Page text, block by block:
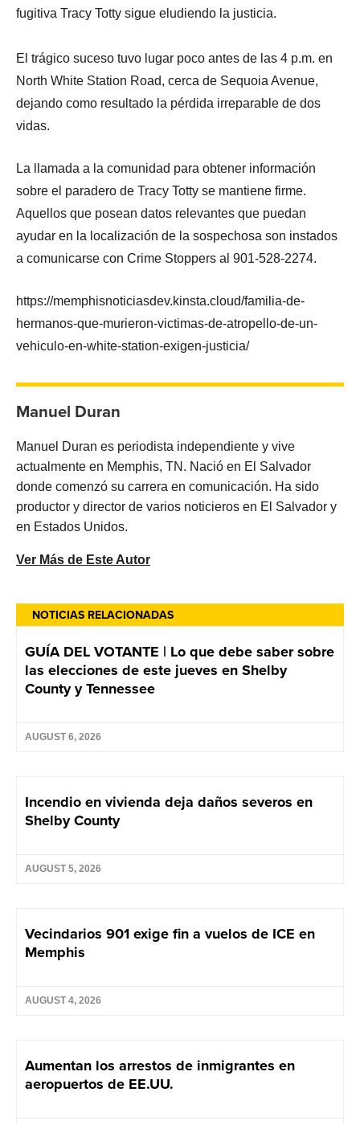
NOTICIAS RELACIONADAS
GUÍA DEL VOTANTE | Lo que debe saber sobre
las elecciones de este jueves en Shelby
County y Tennessee
AUGUST 6, 2026
Incendio en vivienda deja daños severos en
Shelby County
AUGUST 5, 2026
Vecindarios 901 exige fin a vuelos de ICE en
Memphis
AUGUST 4, 2026
Aumentan los arrestos de inmigrantes en
aeropuertos de EE.UU.
fugitiva Tracy Totty sigue eludiendo la justicia.
El trágico suceso tuvo lugar poco antes de las 4 p.m. en
North White Station Road, cerca de Sequoia Avenue,
dejando como resultado la pérdida irreparable de dos
vidas.
La llamada a la comunidad para obtener información
sobre el paradero de Tracy Totty se mantiene firme.
Aquellos que posean datos relevantes que puedan
ayudar en la localización de la sospechosa son instados
a comunicarse con Crime Stoppers al 901-528-2274.
https://memphisnoticiasdev.kinsta.cloud/familia-de-
hermanos-que-murieron-victimas-de-atropello-de-un-
vehiculo-en-white-station-exigen-justicia/
Manuel Duran
Manuel Duran es periodista independiente y vive
actualmente en Memphis, TN. Nació en El Salvador
donde comenzó su carrera en comunicación. Ha sido
productor y director de varios noticieros en El Salvador y
en Estados Unidos.
Ver Más de Este Autor